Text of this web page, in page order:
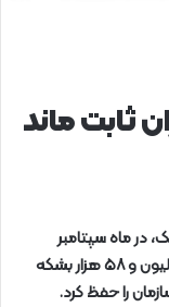
ثابت ماند
در ماه سپتامبر
(شهریور- مهر) با ۱۵ هزار بشکه افزایش به سه میلیون و ۵۸ هزار بشکه
را حفظ کرد.